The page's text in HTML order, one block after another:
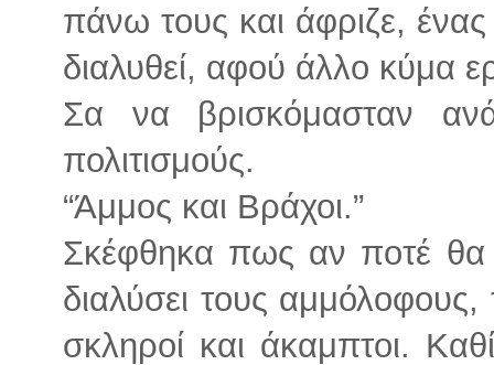
πάνω τους και άφριζε,
διαλυθεί, αφού άλλο κύμα
Σα να βρισκόμασταν
πολιτισμούς.
“Άμμος και Βράχοι.”
Σκέφθηκα πως αν ποτέ θα
διαλύσει τους
σκληροί και άκαμπτοι.